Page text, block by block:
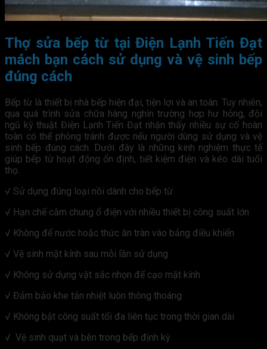
Thợ sửa bếp từ tại Điện Lạnh Tiến Đạt
mách bạn cách sử dụng và vệ sinh bếp
đúng cách
Bếp từ là thiết bị nhà bếp hiện đại, tiện lợi và an toàn. Tuy nhiên,
qua quá trình sửa chữa hàng nghìn trường hợp hư hỏng, đội
ngũ kỹ thuật Điện Lạnh Tiến Đạt nhận thấy nhiều sự cố hoàn
toàn có thể phòng tránh được nếu người dùng sử dụng và vệ
sinh bếp đúng cách. Dưới đây là những kinh nghiệm thực tế
giúp bếp từ hoạt động ổn định, tiết kiệm điện và kéo dài tuổi
thọ.
√ Sử dụng đúng loại nồi dành cho bếp từ
√ Hạn chế cắm chung ổ điện với nhiều thiết bị công suất lớn
√ Không để nước hoặc thức ăn tràn vào bảng điều khiển
√ Vệ sinh mặt kính sau mỗi lần sử dụng
√ Không sử dụng vật sắc nhọn để cạo mặt kính
√ Đảm bảo khe tản nhiệt luôn thông thoáng
√ Không bật công suất tối đa liên tục trong thời gian dài
√ Vệ sinh quạt và bên trong bếp định kỳ